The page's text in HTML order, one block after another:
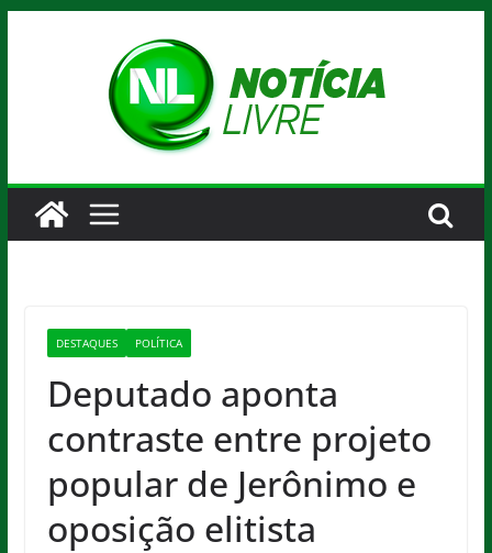
DESTAQUES POLÍTICA
Deputado aponta
contraste entre projeto
popular de Jerônimo e
oposição elitista